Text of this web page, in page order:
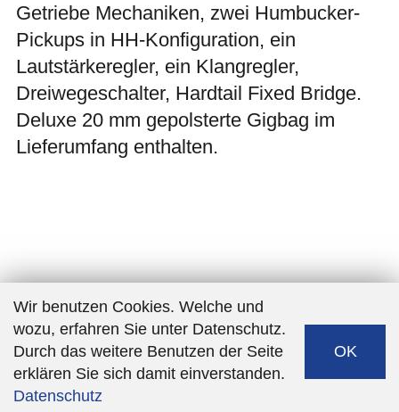
Getriebe Mechaniken, zwei Humbucker-
Pickups in HH-Konfiguration, ein
Lautstärkeregler, ein Klangregler,
Dreiwegeschalter, Hardtail Fixed Bridge.
Deluxe 20 mm gepolsterte Gigbag im
Lieferumfang enthalten.
Wir benutzen Cookies. Welche und
wozu, erfahren Sie unter Datenschutz.
Durch das weitere Benutzen der Seite
erklären Sie sich damit einverstanden.
Datenschutz
OK